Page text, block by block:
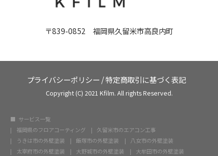
〒839-0852 福岡県久留米市高良内町
プライバシーポリシー /特定商取引に基づく表記
Copyright (C) 2021 Kfilm. All rights Reserved.
サービス一覧
福岡県のフロアコーティング
久留米市のエアコン工事
うきは市の外壁塗装
飯塚市の外壁塗装
八女市の外壁塗装
太宰府市の外壁塗装
大野城市の外壁塗装
大牟田市の外壁塗装